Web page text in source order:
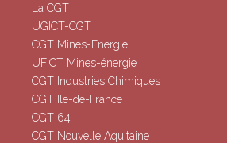
La CGT
UGICT-CGT
CGT Mines-Energie
UFICT Mines-énergie
CGT Industries Chimiques
CGT Ile-de-France
CGT 64
CGT Nouvelle Aquitaine